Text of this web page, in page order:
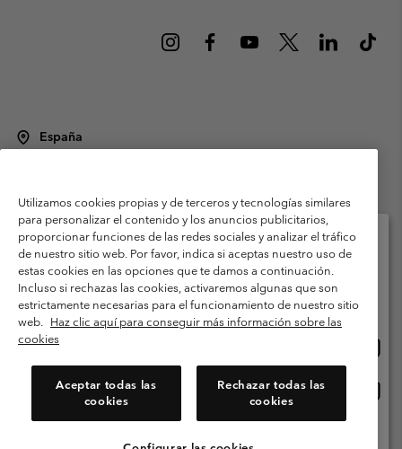
España
Condiciones de uso
Terminos de Venta
Garantía
Política de Privacidad
Términos y condiciones del programa de miembros
Términos De Uso Del Contenido Generado Por Los Usuarios
Impressum
Cookies Public CBCR
Utilizamos cookies propias y de terceros y tecnologías similares
para personalizar el contenido y los anuncios publicitarios,
proporcionar funciones de las redes sociales y analizar el tráfico
de nuestro sitio web. Por favor, indica si aceptas nuestro uso de
estas cookies en las opciones que te damos a continuación.
Incluso si rechazas las cookies, activaremos algunas que son
estrictamente necesarias para el funcionamiento de nuestro sitio
web. Haz clic aquí para conseguir más información sobre las
cookies
Aceptar todas las
cookies
Rechazar todas las
cookies
Selecciona tu país e idioma envío
Compras en línea disponibles
línea
España
Ver Todos Los Países